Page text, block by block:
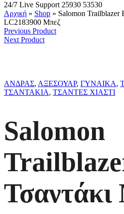
24/7 Live Support 25930 53530
Αρχική » Shop » Salomon Trailblazer
LC2183900 Μπεζ
Previous Product
Next Product
ΑΝΔΡΑΣ, ΑΞΕΣΟΥΑΡ, ΓΥΝΑΙΚΑ,
ΤΣΑΝΤΑΚΙΑ, ΤΣΑΝΤΕΣ ΧΙΑΣΤΙ
Salomon